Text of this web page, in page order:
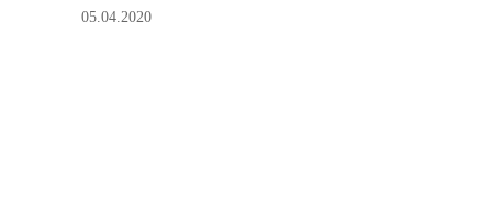
05.04.2020